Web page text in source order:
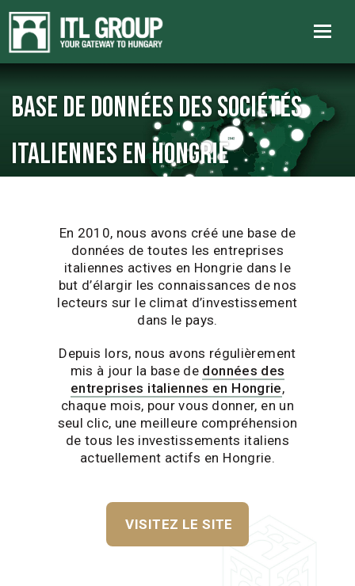
Base de données des sociétés
italiennes en Hongrie
En 2010, nous avons créé une base de
données de toutes les entreprises
italiennes actives en Hongrie dans le
but d’élargir les connaissances de nos
lecteurs sur le climat d’investissement
dans le pays.
Depuis lors, nous avons régulièrement
mis à jour la base de données des
entreprises italiennes en Hongrie,
chaque mois, pour vous donner, en un
seul clic, une meilleure compréhension
de tous les investissements italiens
actuellement actifs en Hongrie.
VISITEZ LE SITE